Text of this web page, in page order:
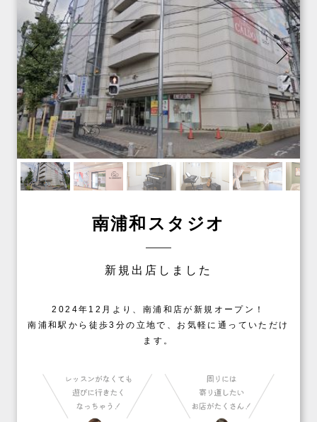
南浦和スタジオ
新規出店しました
2024年12月より、南浦和店が新規オープン！
南浦和駅から徒歩3分の立地で、お気軽に通っていただけ
ます。